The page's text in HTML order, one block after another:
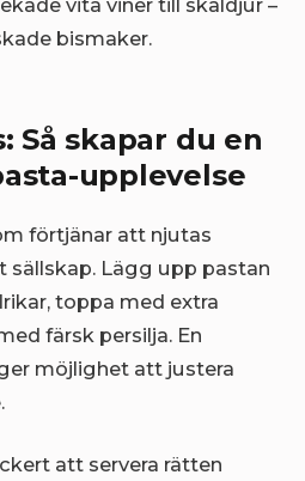
bismaker.
Så skapar du en
upplevelse
förtjänar att njutas
sällskap. Lägg upp pastan
toppa med extra
färsk persilja. En
möjlighet att justera
att servera rätten